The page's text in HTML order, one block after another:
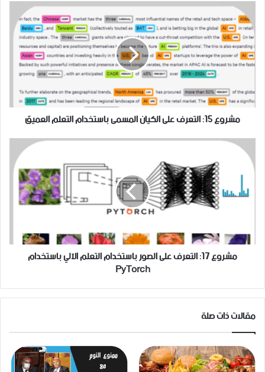
مشروع 15: التعرف على الكيان المسمى باستخدام التعلم العميق
مشروع 17: التعرف على الصور باستخدام التعلم الآلي باستخدام
PyTorch
مقالات ذات صلة